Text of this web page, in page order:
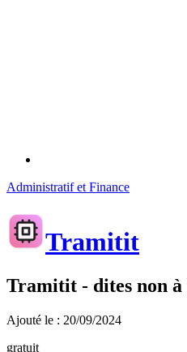
Administratif et Finance
Tramitit
Tramitit - dites non
Ajouté le : 20/09/2024
gratuit